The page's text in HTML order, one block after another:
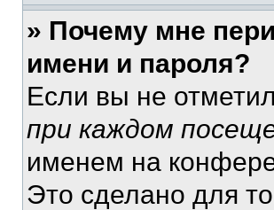
» Почему мне
имени и пароля?
Если вы не
при каждом
именем на
Это сделано для